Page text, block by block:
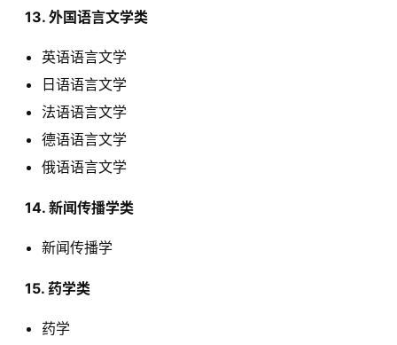
  13. 外国语言文学类
英语语言文学
日语语言文学
法语语言文学
德语语言文学
俄语语言文学
  14. 新闻传播学类
新闻传播学
  15. 药学类
药学